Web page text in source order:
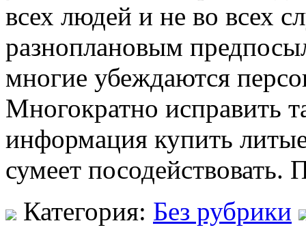
всех людей и не во всех
разноплановым
многие убеждаются
Многократно исправить
информация купить
сумеет
Категория: Без рубрики